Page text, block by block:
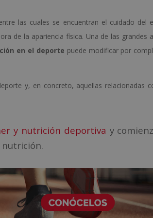
las cuales se encuentran el cuidado del
de la apariencia física. Una de las grandes
en el deporte puede modificar por
y, en concreto, aquellas relacionadas
y nutrición deportiva y